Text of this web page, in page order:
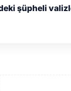
şüpheli